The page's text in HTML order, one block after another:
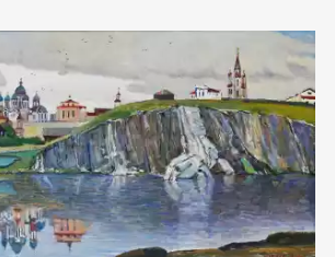
ekb.rakovgallery.ru